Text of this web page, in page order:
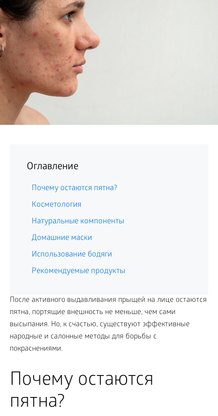
Оглавление
Почему остаются пятна?
Косметология
Натуральные компоненты
Домашние маски
Использование бодяги
Рекомендуемые продукты
После активного выдавливания прыщей на лице остаются
пятна, портящие внешность не меньше, чем сами
высыпания. Но, к счастью, существуют эффективные
народные и салонные методы для борьбы с
покраснениями.
Почему остаются
пятна?